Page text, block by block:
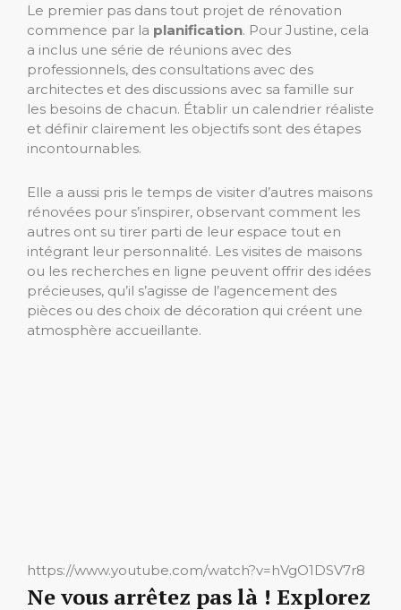
Le premier pas dans tout projet de rénovation
commence par la planification. Pour Justine, cela
a inclus une série de réunions avec des
professionnels, des consultations avec des
architectes et des discussions avec sa famille sur
les besoins de chacun. Établir un calendrier réaliste
et définir clairement les objectifs sont des étapes
incontournables.
Elle a aussi pris le temps de visiter d’autres maisons
rénovées pour s’inspirer, observant comment les
autres ont su tirer parti de leur espace tout en
intégrant leur personnalité. Les visites de maisons
ou les recherches en ligne peuvent offrir des idées
précieuses, qu’il s’agisse de l’agencement des
pièces ou des choix de décoration qui créent une
atmosphère accueillante.
https://www.youtube.com/watch?v=hVgO1DSV7r8
Ne vous arrêtez pas là ! Explorez